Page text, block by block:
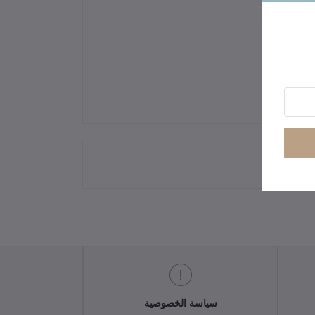
سياسة الخصوصية